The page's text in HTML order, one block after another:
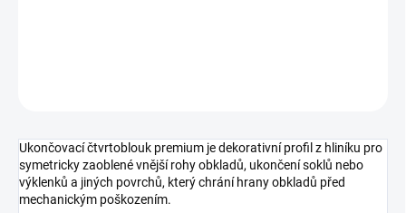
Ukončovací čtvrtoblouk premium je dekorativní profil z hliníku pro
symetricky zaoblené vnější rohy obkladů, ukončení soklů nebo
výklenků a jiných povrchů, který chrání hrany obkladů před
mechanickým poškozením.